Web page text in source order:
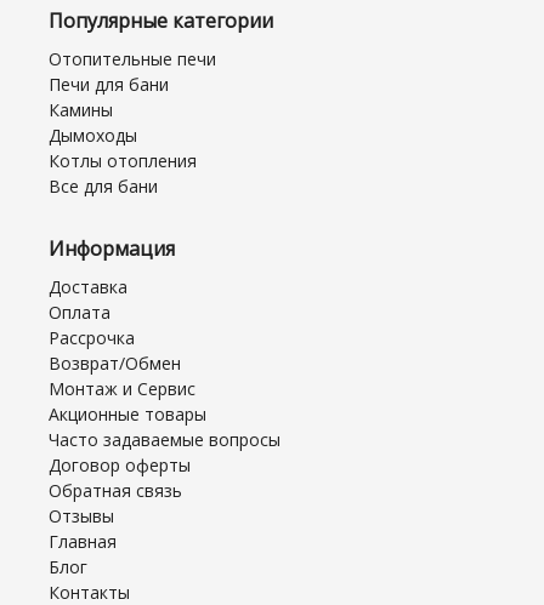
Популярные категории
Отопительные печи
Печи для бани
Камины
Дымоходы
Котлы отопления
Все для бани
Информация
Доставка
Оплата
Рассрочка
Возврат/Обмен
Монтаж и Сервис
Акционные товары
Часто задаваемые вопросы
Договор оферты
Обратная связь
Отзывы
Главная
Блог
Контакты